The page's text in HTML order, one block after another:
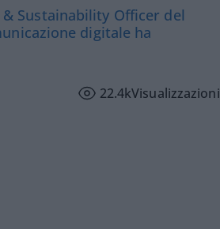
Sustainability Officer del
digitale ha
22.4kVisualizzazioni